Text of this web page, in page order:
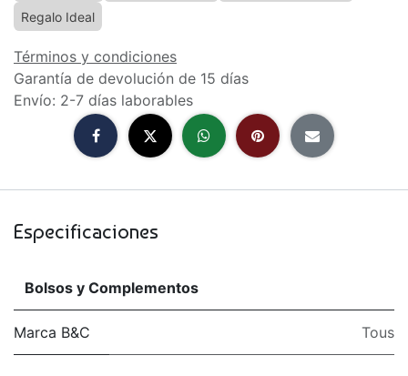
Regalo Ideal
Términos y condiciones
Garantía de devolución de 15 días
Envío: 2-7 días laborables
Especificaciones
Bolsos y Complementos
Marca B&C Tous